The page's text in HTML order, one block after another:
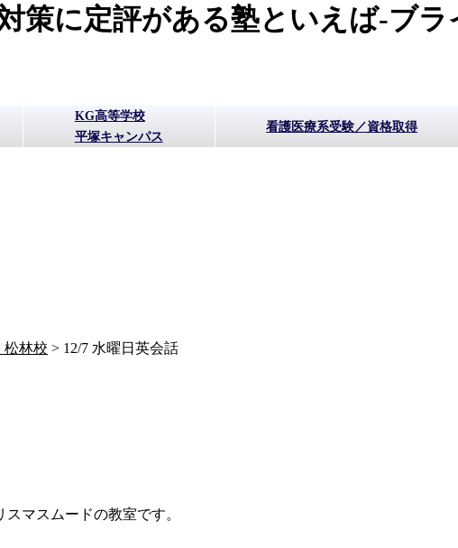
策に定評がある塾といえば-ブラ
KG高等学校
平塚キャンパス
看護医療系受験／資格取得
松林校 > 12/7 水曜日英会話
マスムードの教室です。